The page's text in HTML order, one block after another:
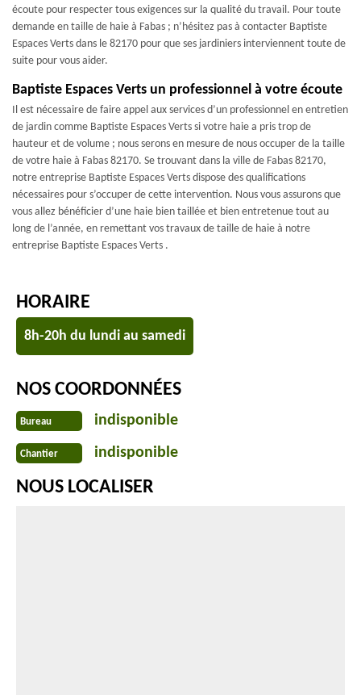
écoute pour respecter tous exigences sur la qualité du travail. Pour toute
demande en taille de haie à Fabas ; n’hésitez pas à contacter Baptiste
Espaces Verts dans le 82170 pour que ses jardiniers interviennent toute de
suite pour vous aider.
Baptiste Espaces Verts un professionnel à votre écoute
Il est nécessaire de faire appel aux services d’un professionnel en entretien
de jardin comme Baptiste Espaces Verts si votre haie a pris trop de
hauteur et de volume ; nous serons en mesure de nous occuper de la taille
de votre haie à Fabas 82170. Se trouvant dans la ville de Fabas 82170,
notre entreprise Baptiste Espaces Verts dispose des qualifications
nécessaires pour s’occuper de cette intervention. Nous vous assurons que
vous allez bénéficier d’une haie bien taillée et bien entretenue tout au
long de l’année, en remettant vos travaux de taille de haie à notre
entreprise Baptiste Espaces Verts .
HORAIRE
8h-20h du lundi au samedi
NOS COORDONNÉES
Bureau indisponible
Chantier indisponible
NOUS LOCALISER